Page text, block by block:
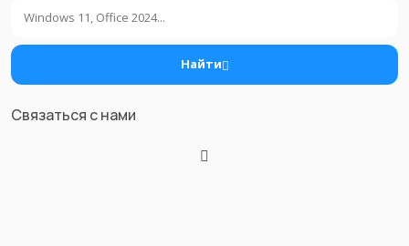
Найти
Связаться с нами